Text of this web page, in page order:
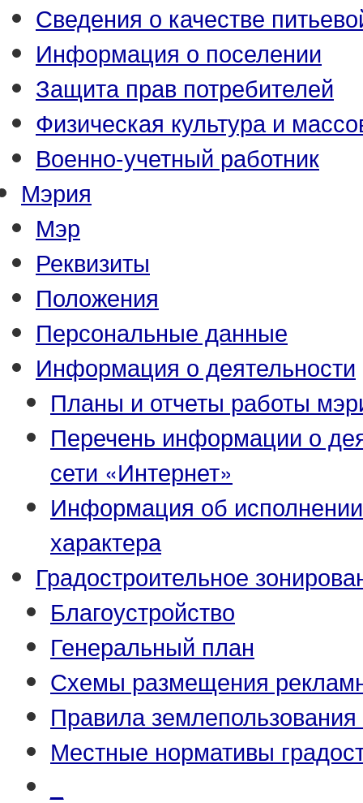
Сведения о качестве
Информация о поселении
Защита прав потребителей
Физическая культура и
Военно-учетный работник
Мэрия
Мэр
Реквизиты
Положения
Персональные данные
Информация о деятельности
Планы и отчеты работы
Перечень информации о
сети «Интернет»
Информация об
характера
Градостроительное
Благоустройство
Генеральный план
Схемы размещения
Правила землепользования
Местные нормативы